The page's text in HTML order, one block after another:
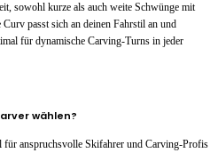
sowohl kurze als auch weite Schwünge mit
passt sich an deinen Fahrstil an und
für dynamische Carving-Turns in jeder
wählen?
für anspruchsvolle Skifahrer und Carving-Profis